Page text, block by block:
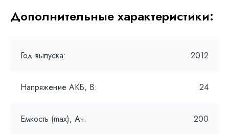
Дополнительные характеристики:
Год выпуска: 2012
Напряжение АКБ, В: 24
Емкость (max), Ач: 200